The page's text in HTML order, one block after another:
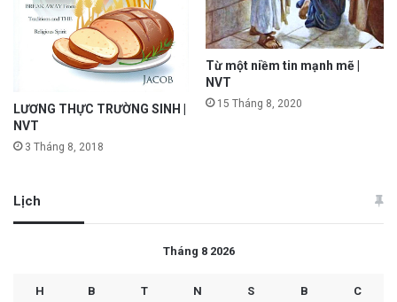
LƯƠNG THỰC TRƯỜNG SINH |
NVT
3 Tháng 8, 2018
Từ một niềm tin mạnh mẽ |
NVT
15 Tháng 8, 2020
Lịch
Tháng 8 2026
H B T N S B C